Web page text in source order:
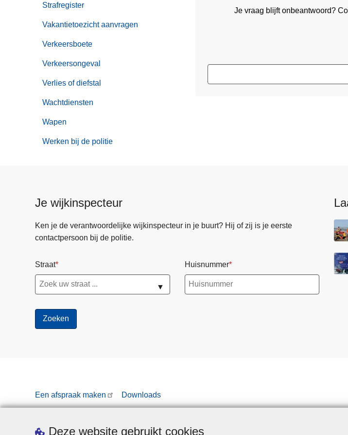
Deze website gebruikt cookies
Strafregister
Vakantietoezicht aanvragen
Verkeersboete
Verkeersongeval
Verlies of diefstal
Wachtdiensten
Wapen
Werken bij de politie
Je vraag blijft onbeantwoord?
Je wijkinspecteur
Ken je de verantwoordelijke wijkinspecteur in je buurt? Hij of zij is je eerste
contactpersoon bij de politie.
Straat
▼
Huisnummer
Een afspraak maken Downloads